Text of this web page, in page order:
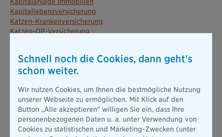
Kapitallebensversicherung
Katzen-Krankenversicherung
Katzen-OP-Versicherung
Kleintierversicherung
Krankenhauszusatzversicherung
Krankenzusatzversicherung Ambulant
Krankenzusatzversicherung Stationär
Schnell noch die Cookies, dann geht's
schon weiter.
Wir nutzen Cookies, um Ihnen die bestmögliche Nutzung
unserer Webseite zu ermöglichen. Mit Klick auf den
Button „Alle akzeptieren" willigen Sie ein, dass Ihre
personenbezogenen Daten u. a. unter Verwendung von
Cookies zu statistischen und Marketing-Zwecken (unter